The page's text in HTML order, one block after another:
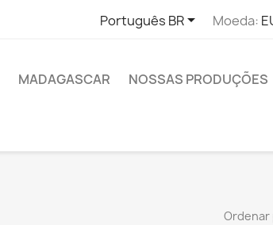
Português BR Moeda:
MADAGASCAR NOSSAS PRODUÇÕES
Ordenar